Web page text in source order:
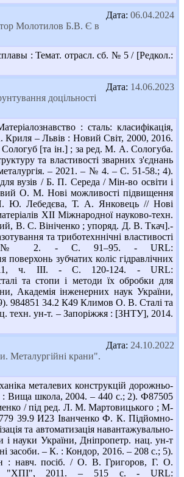
Дата: 06.04.2024
Молотилов Б.В. Є в
: Темат. отрасл. сб. № 5 / [Редкол.:
Дата: 14.06.2023
доцільності
: сталь: класифікація,
– Львів : Новий Світ, 2000, 2016.
Сологуб [та ін.] ; за ред. М. А. Сологуба.
та властивості зварних з'єднань
– 2021. – № 4. – С. 51-58.; 4).
вузів / Б. П. Середа / Мін-во освіти і
О. М. Нові можливості підвищення
Н. Ю. Лебедєва, Т. А. Янковець // Нові
ХІІ Міжнародної науково-техн.
В. С. Вініченко ; упоряд. Д. В. Ткач].-
та триботехннічні властивості
- № 2. - С. 91–95. - URL:
зубчатих коліс гідравлічних
11, ч. ІІІ. - С. 120-124. - URL:
та стопи і методи їх обробки для
Академія інженерних наук України,
984851 34.2 К49 Климов О. В. Сталі та
техн. ун-т. – Запоріжжя : [ЗНТУ], 2014.
Дата: 24.10.2022
Металургійні крани".
металевих конструкцій дорожньо-
: Вища школа, 2004. – 440 с.; 2). Ф87505
/ під ред. Л. М. Мартовицького ; М-
39.9 И23 Іванченко Ф. К. Підйомно-
та автоматизація навантажувально-
науки України, Дніпропетр. нац. ун-т
засоби. – К. : Кондор, 2016. – 208 с.; 5).
: навч. посіб. / О. В. Григоров, Г. О.
"ХПІ", 2011. – 515 с. - URL: